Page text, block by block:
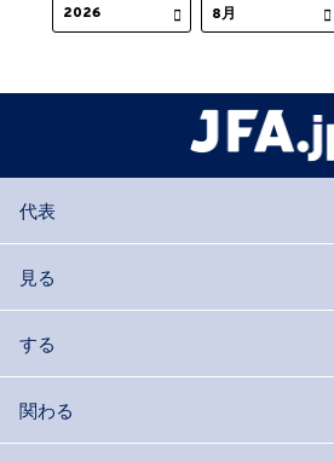
代表
見る
する
関わる